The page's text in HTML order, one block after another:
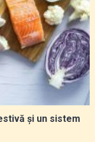
și un sistem